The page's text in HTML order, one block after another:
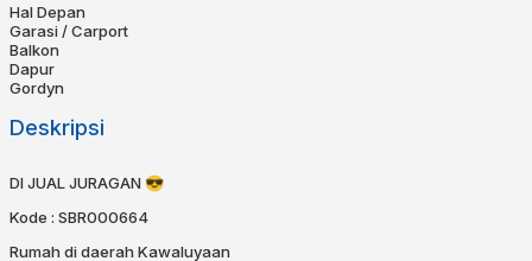
Hal Depan
Garasi / Carport
Balkon
Dapur
Gordyn
Deskripsi
DI JUAL JURAGAN 😎
Kode : SBR000664
Rumah di daerah Kawaluyaan